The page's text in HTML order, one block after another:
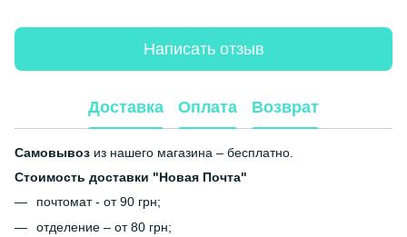
Написать отзыв
Доставка Оплата Возврат
Самовывоз из нашего магазина – бесплатно.
Стоимость доставки "Новая Почта"
почтомат - от 90 грн;
отделение – от 80 грн;